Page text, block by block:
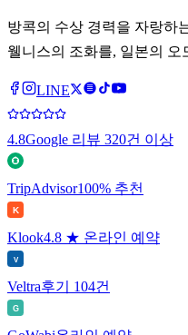
방콕의 수상 경력을 자랑하
웰니스의 조화를, 일본의
LINE
4.8Google 리뷰 320건 이상
TripAdvisor100% 추천
K
Klook4.8 ★ 온라인 예약
V
Veltra후기 104건
G